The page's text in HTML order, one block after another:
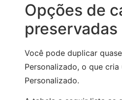
Opções de
preservadas
Você pode duplicar
Personalizado, o que
Personalizado.